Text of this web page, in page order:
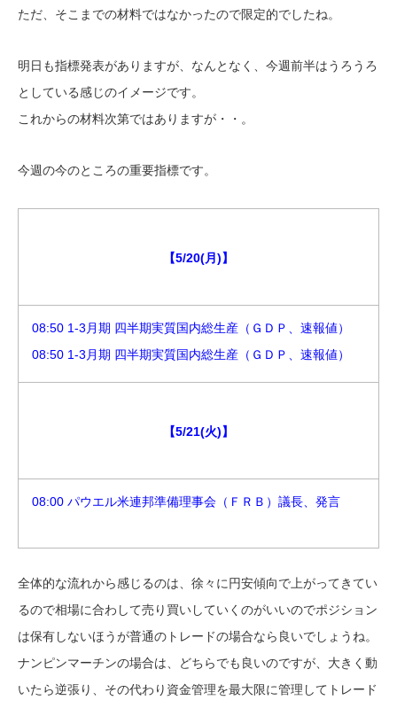
ただ、そこまでの材料ではなかったので限定的でしたね。
明日も指標発表がありますが、なんとなく、今週前半はうろうろ
としている感じのイメージです。
これからの材料次第ではありますが・・。
今週の今のところの重要指標です。
【5/20(月)】
08:50 1-3月期 四半期実質国内総生産（ＧＤＰ、速報値）
08:50 1-3月期 四半期実質国内総生産（ＧＤＰ、速報値）
【5/21(火)】
08:00 パウエル米連邦準備理事会（ＦＲＢ）議長、発言
全体的な流れから感じるのは、徐々に円安傾向で上がってきてい
るので相場に合わして売り買いしていくのがいいのでポジション
は保有しないほうが普通のトレードの場合なら良いでしょうね。
ナンピンマーチンの場合は、どちらでも良いのですが、大きく動
いたら逆張り、その代わり資金管理を最大限に管理してトレード